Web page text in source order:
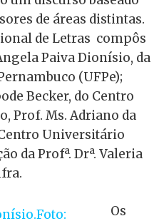
de áreas distintas.
de Letras compôs
Paiva Dionísio, da
(UFPe);
Becker, do Centro
Prof. Ms. Adriano da
Universitário
da Profª. Drª. Valeria
Os